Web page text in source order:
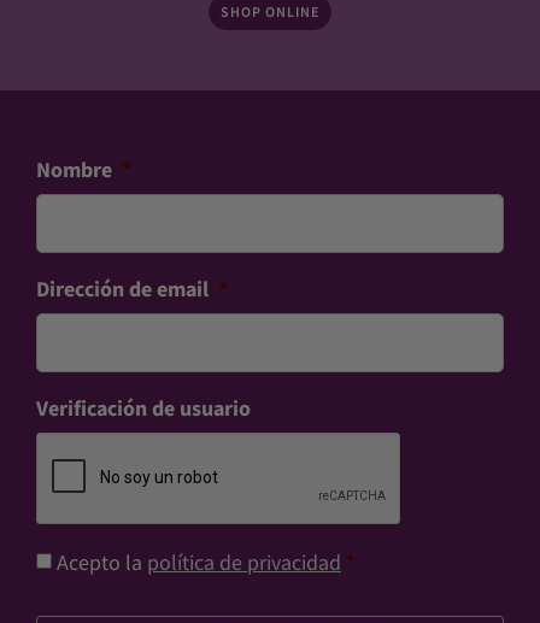
SHOP ONLINE
Nombre *
Dirección de email *
Verificación de usuario
Consentimiento *
Acepto la política de privacidad *